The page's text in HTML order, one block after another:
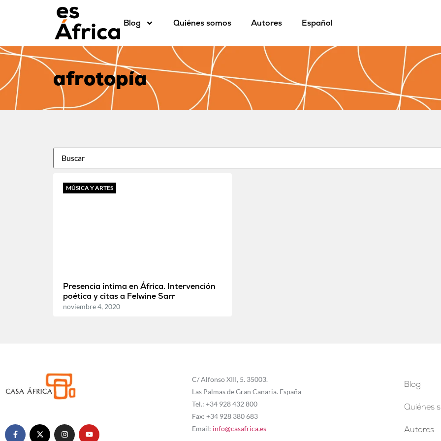
Blog Quiénes somos Autores Español
afrotopía
MÚSICA Y ARTES
Presencia íntima en África. Intervención
poética y citas a Felwine Sarr
noviembre 4, 2020
C/ Alfonso XIII, 5. 35003.
Las Palmas de Gran Canaria. España
Tel.: +34 928 432 800
Fax: +34 928 380 683
Email: info@casafrica.es
Blog
Quiénes
Autores